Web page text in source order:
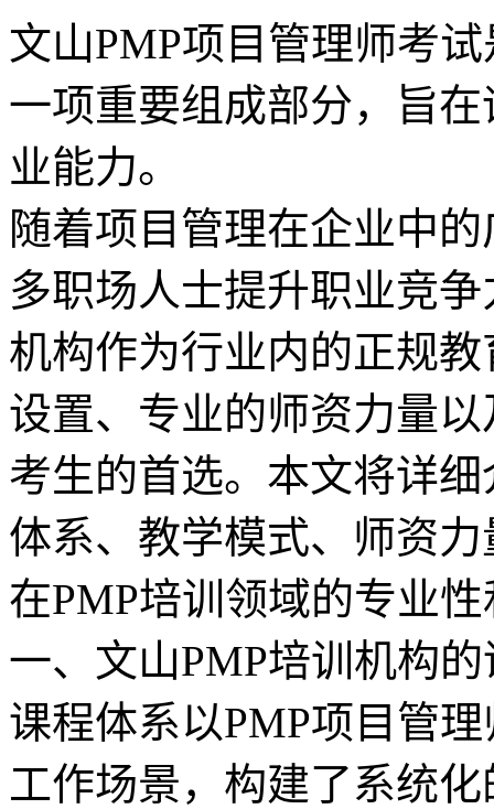
文山PMP项目管理师考
一项重要组成部分，旨
业能力。
随着项目管理在企业中
多职场人士提升职业竞
机构作为行业内的正规
设置、专业的师资力量
考生的首选。本文将详
体系、教学模式、师资
在PMP培训领域的专业
一、文山PMP培训机构
课程体系以PMP项目管
工作场景，构建了系统